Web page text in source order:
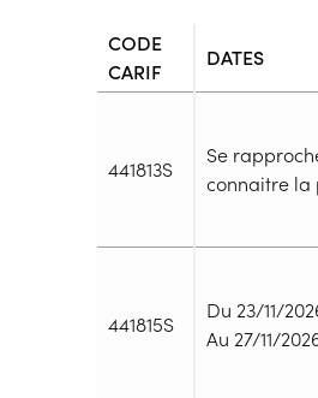
CODE
CARIF
DATES
441813S
Se
connaitre la
Durée totale de la
Durée en centre :35h
441815S
Du 23/11/
Au 27/11/